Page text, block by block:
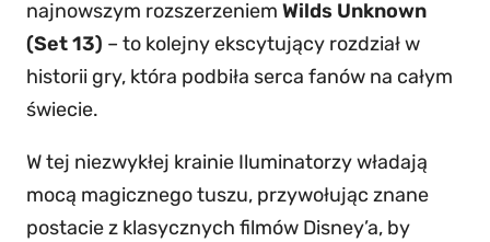
a
–
A
t
najnowszym rozszerzeniem Wilds Unknown
(Set 13) – to kolejny ekscytujący rozdział w
historii gry, która podbiła serca fanów na całym
świecie.
W tej niezwykłej krainie Iluminatorzy władają
mocą magicznego tuszu, przywołując znane
postacie z klasycznych filmów Disney’a, by